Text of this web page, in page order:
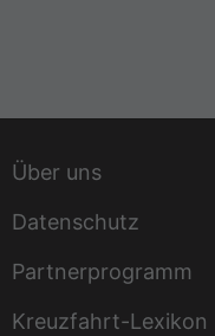
Über uns
Datenschutz
Partnerprogramm
Kreuzfahrt-Lexikon